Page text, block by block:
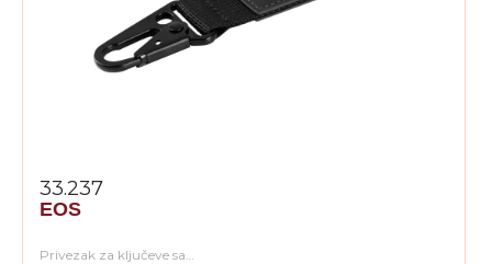
33.237
EOS
Privezak za ključeve sa…